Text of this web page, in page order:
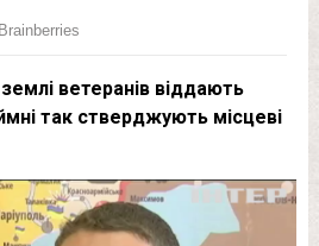
ветеранів віддають
так стверджують місцеві